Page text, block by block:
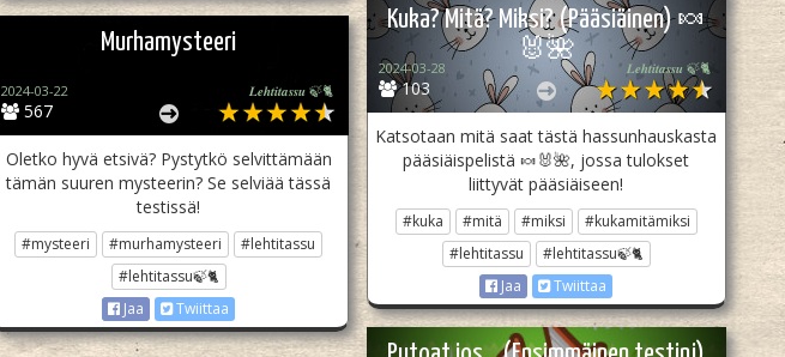
Kuka? Mitä? Miksi? (Pääsiäinen) 🍬
🐰🌺
103
2024-03-28 𝑳𝒆𝒉𝒕𝒊𝒕𝒂𝒔𝒔𝒖 🍃🐈
Katsotaan mitä saat tästä hassunhauskasta
pääsiäispelistä 🍬🐰🌺, jossa tulokset
liittyvät pääsiäiseen!
#kuka #mitä #miksi
#kukamitämiksi
#lehtitassu
#lehtitassu🍃🐈
Jaa
Twiittaa
Murhamysteeri
567
2024-03-22 𝑳𝒆𝒉𝒕𝒊𝒕𝒂𝒔𝒔𝒖 🍃🐈
Oletko hyvä etsivä? Pystytkö selvittämään
tämän suuren mysteerin? Se selviää tässä
testissä!
#mysteeri #murhamysteeri
#lehtitassu
#lehtitassu🍃🐈
Jaa
Twiittaa